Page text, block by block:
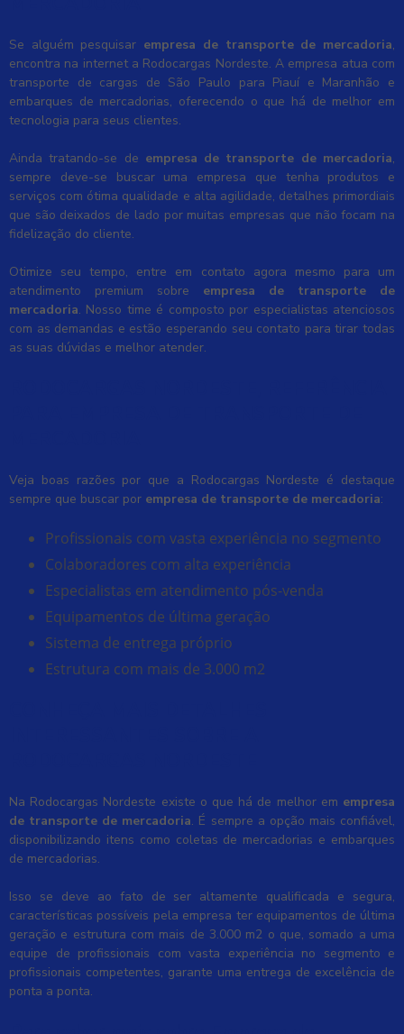
Se alguém pesquisar empresa de transporte de mercadoria,
encontra na internet a Rodocargas Nordeste. A empresa atua com
transporte de cargas de São Paulo para Piauí e Maranhão e
embarques de mercadorias, oferecendo o que há de melhor em
tecnologia para seus clientes.
Ainda tratando-se de empresa de transporte de mercadoria,
sempre deve-se buscar uma empresa que tenha produtos e
serviços com ótima qualidade e alta agilidade, detalhes primordiais
que são deixados de lado por muitas empresas que não focam na
fidelização do cliente.
Otimize seu tempo, entre em contato agora mesmo para um
atendimento premium sobre empresa de transporte de
mercadoria. Nosso time é composto por especialistas atenciosos
com as demandas e estão esperando seu contato para tirar todas
as suas dúvidas e melhor atender.
Veja boas razões por que a Rodocargas Nordeste é destaque
sempre que buscar por empresa de transporte de mercadoria:
profissionais com vasta experiência no segmento
colaboradores com alta experiência
especialistas em atendimento pós-venda
equipamentos de última geração
sistema de entrega próprio
estrutura com mais de 3.000 m2
Na Rodocargas Nordeste existe o que há de melhor em empresa
de transporte de mercadoria. É sempre a opção mais confiável,
disponibilizando itens como coletas de mercadorias e embarques
de mercadorias.
Isso se deve ao fato de ser altamente qualificada e segura,
características possíveis pela empresa ter equipamentos de última
geração e estrutura com mais de 3.000 m2 o que, somado a uma
equipe de profissionais com vasta experiência no segmento e
profissionais competentes, garante uma entrega de excelência de
ponta a ponta.